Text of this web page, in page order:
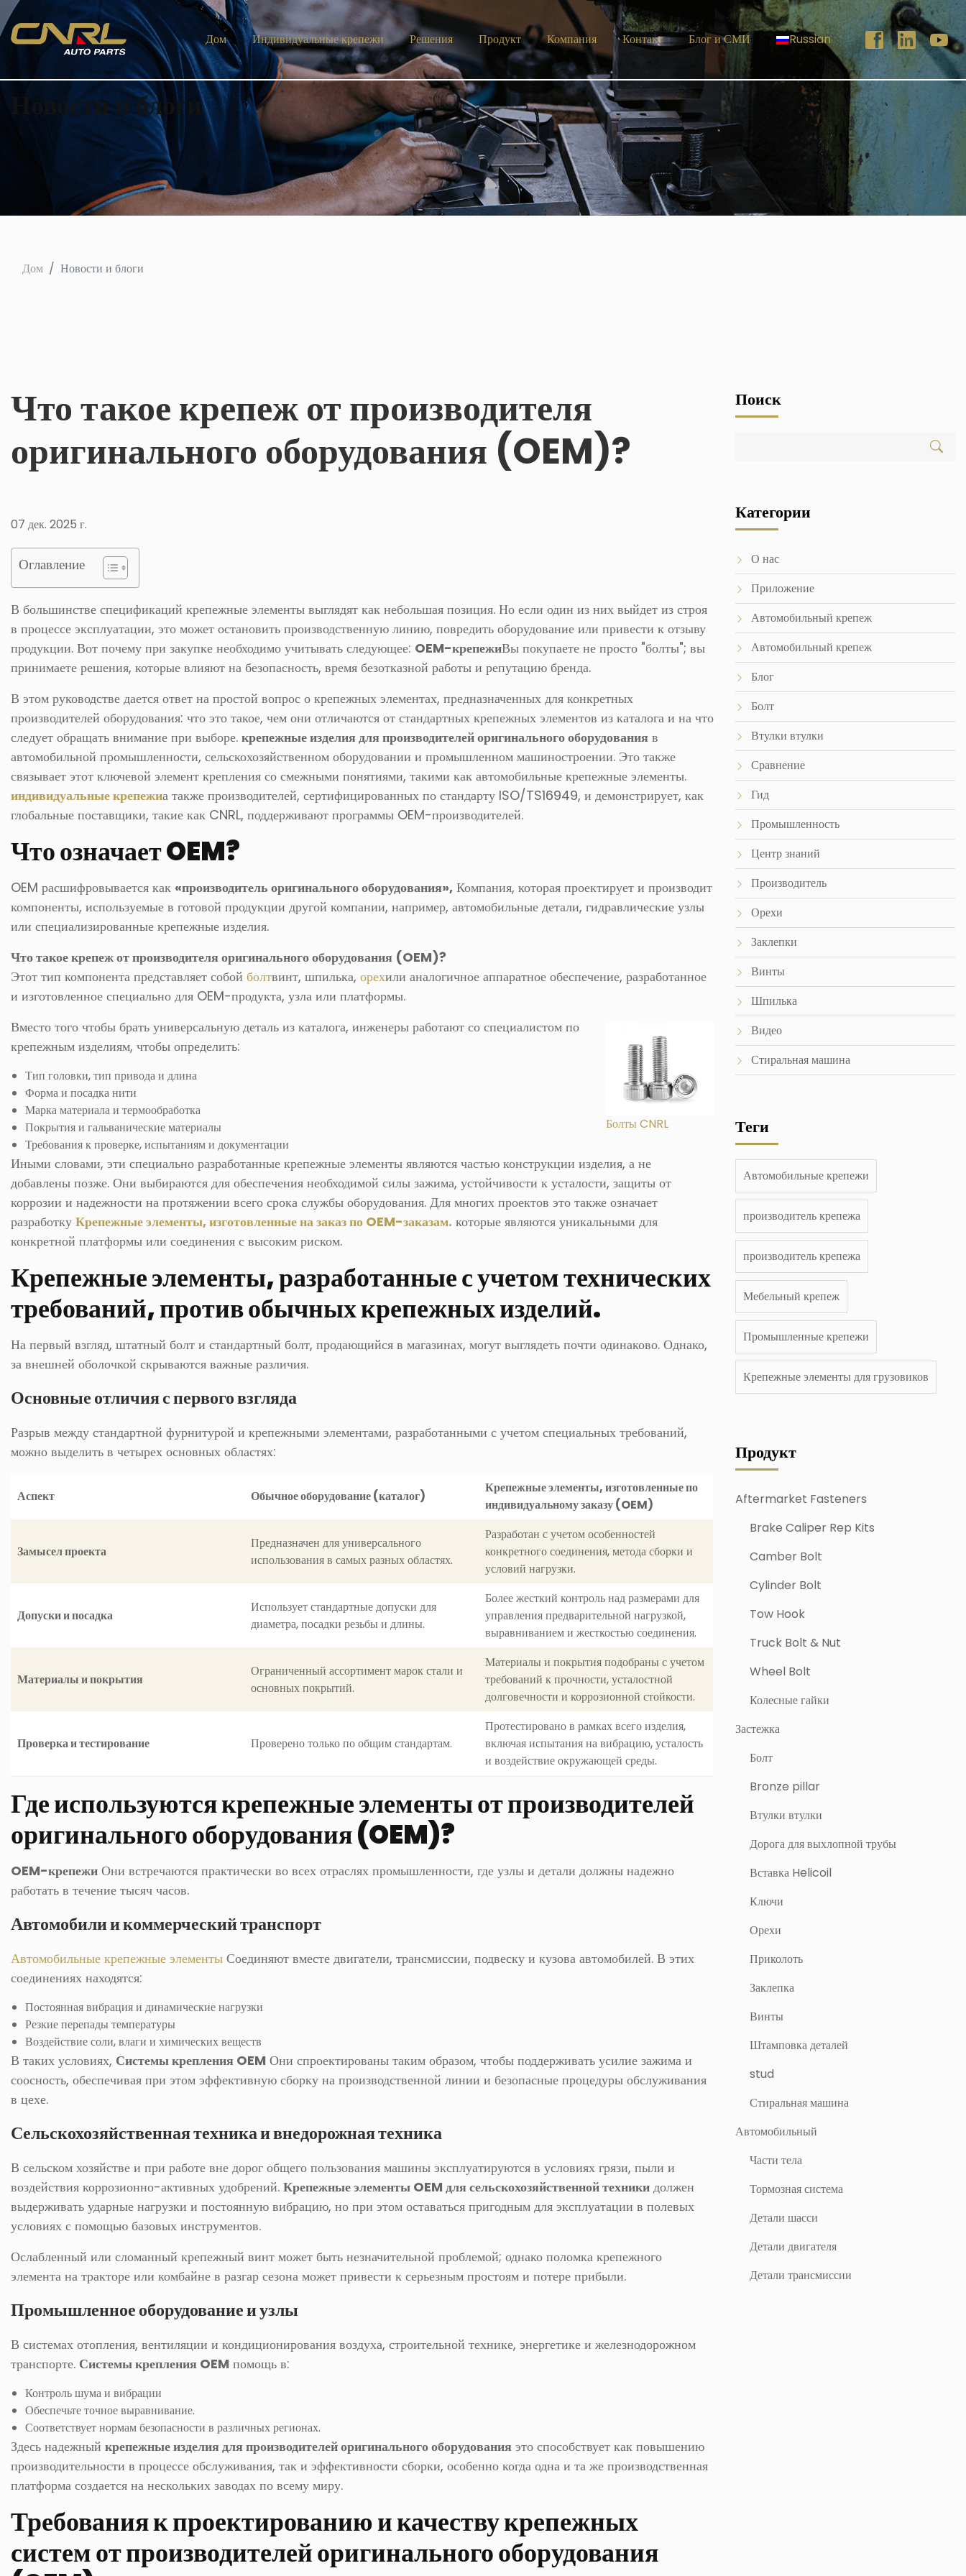
Дом Индивидуальные крепежи Решения Продукт Компания Контакт Блог и СМИ Russian
Новости и блоги
Дом Новости и блоги
Что такое крепеж от производителя
оригинального оборудования (OEM)?
07 дек. 2025 г.
Оглавление
В большинстве спецификаций крепежные элементы выглядят как небольшая позиция. Но если один из них выйдет из строя
в процессе эксплуатации, это может остановить производственную линию, повредить оборудование или привести к отзыву
продукции. Вот почему при закупке необходимо учитывать следующее: OEM-крепежиВы покупаете не просто "болты"; вы
принимаете решения, которые влияют на безопасность, время безотказной работы и репутацию бренда.
В этом руководстве дается ответ на простой вопрос о крепежных элементах, предназначенных для конкретных
производителей оборудования: что это такое, чем они отличаются от стандартных крепежных элементов из каталога и на что
следует обращать внимание при выборе. крепежные изделия для производителей оригинального оборудования в
автомобильной промышленности, сельскохозяйственном оборудовании и промышленном машиностроении. Это также
связывает этот ключевой элемент крепления со смежными понятиями, такими как автомобильные крепежные элементы.
индивидуальные крепежиа также производителей, сертифицированных по стандарту ISO/TS16949, и демонстрирует, как
глобальные поставщики, такие как CNRL, поддерживают программы OEM-производителей.
Что означает OEM?
OEM расшифровывается как «производитель оригинального оборудования», Компания, которая проектирует и производит
компоненты, используемые в готовой продукции другой компании, например, автомобильные детали, гидравлические узлы
или специализированные крепежные изделия.
Что такое крепеж от производителя оригинального оборудования (OEM)?
Этот тип компонента представляет собой болтвинт, шпилька, орехили аналогичное аппаратное обеспечение, разработанное
и изготовленное специально для OEM-продукта, узла или платформы.
Болты CNRL
Вместо того чтобы брать универсальную деталь из каталога, инженеры работают со специалистом по
крепежным изделиям, чтобы определить:
Тип головки, тип привода и длина
Форма и посадка нити
Марка материала и термообработка
Покрытия и гальванические материалы
Требования к проверке, испытаниям и документации
Иными словами, эти специально разработанные крепежные элементы являются частью конструкции изделия, а не
добавлены позже. Они выбираются для обеспечения необходимой силы зажима, устойчивости к усталости, защиты от
коррозии и надежности на протяжении всего срока службы оборудования. Для многих проектов это также означает
разработку Крепежные элементы, изготовленные на заказ по OEM-заказам. которые являются уникальными для
конкретной платформы или соединения с высоким риском.
Крепежные элементы, разработанные с учетом технических
требований, против обычных крепежных изделий.
На первый взгляд, штатный болт и стандартный болт, продающийся в магазинах, могут выглядеть почти одинаково. Однако,
за внешней оболочкой скрываются важные различия.
Основные отличия с первого взгляда
Разрыв между стандартной фурнитурой и крепежными элементами, разработанными с учетом специальных требований,
можно выделить в четырех основных областях:
Аспект Обычное оборудование (каталог)
Крепежные элементы, изготовленные по
индивидуальному заказу (OEM)
Замысел проекта
Предназначен для универсального
использования в самых разных областях.
Разработан с учетом особенностей
конкретного соединения, метода сборки и
условий нагрузки.
Допуски и посадка
Использует стандартные допуски для
диаметра, посадки резьбы и длины.
Более жесткий контроль над размерами для
управления предварительной нагрузкой,
выравниванием и жесткостью соединения.
Материалы и покрытия
Ограниченный ассортимент марок стали и
основных покрытий.
Материалы и покрытия подобраны с учетом
требований к прочности, усталостной
долговечности и коррозионной стойкости.
Проверка и тестирование Проверено только по общим стандартам.
Протестировано в рамках всего изделия,
включая испытания на вибрацию, усталость
и воздействие окружающей среды.
Где используются крепежные элементы от производителей
оригинального оборудования (OEM)?
OEM-крепежи Они встречаются практически во всех отраслях промышленности, где узлы и детали должны надежно
работать в течение тысяч часов.
Автомобили и коммерческий транспорт
Автомобильные крепежные элементы Соединяют вместе двигатели, трансмиссии, подвеску и кузова автомобилей. В этих
соединениях находятся:
Постоянная вибрация и динамические нагрузки
Резкие перепады температуры
Воздействие соли, влаги и химических веществ
В таких условиях, Системы крепления OEM Они спроектированы таким образом, чтобы поддерживать усилие зажима и
соосность, обеспечивая при этом эффективную сборку на производственной линии и безопасные процедуры обслуживания
в цехе.
Сельскохозяйственная техника и внедорожная техника
В сельском хозяйстве и при работе вне дорог общего пользования машины эксплуатируются в условиях грязи, пыли и
воздействия коррозионно-активных удобрений. Крепежные элементы OEM для сельскохозяйственной техники должен
выдерживать ударные нагрузки и постоянную вибрацию, но при этом оставаться пригодным для эксплуатации в полевых
условиях с помощью базовых инструментов.
Ослабленный или сломанный крепежный винт может быть незначительной проблемой; однако поломка крепежного
элемента на тракторе или комбайне в разгар сезона может привести к серьезным простоям и потере прибыли.
Промышленное оборудование и узлы
В системах отопления, вентиляции и кондиционирования воздуха, строительной технике, энергетике и железнодорожном
транспорте. Системы крепления OEM помощь в:
Контроль шума и вибрации
Обеспечьте точное выравнивание.
Соответствует нормам безопасности в различных регионах.
Здесь надежный крепежные изделия для производителей оригинального оборудования это способствует как повышению
производительности в процессе обслуживания, так и эффективности сборки, особенно когда одна и та же производственная
платформа создается на нескольких заводах по всему миру.
Требования к проектированию и качеству крепежных
систем от производителей оригинального оборудования
Поиск
Категории
О нас
Приложение
Автомобильный крепеж
Автомобильный крепеж
Блог
Болт
Втулки втулки
Сравнение
Гид
Промышленность
Центр знаний
Производитель
Орехи
Заклепки
Винты
Шпилька
Видео
Стиральная машина
Теги
Автомобильные крепежи
производитель крепежа
производитель крепежа
Мебельный крепеж
Промышленные крепежи
Крепежные элементы для грузовиков
Продукт
Aftermarket Fasteners
Brake Caliper Rep Kits
Camber Bolt
Cylinder Bolt
Tow Hook
Truck Bolt & Nut
Wheel Bolt
Колесные гайки
Застежка
Болт
Bronze pillar
Втулки втулки
Дорога для выхлопной трубы
Вставка Helicoil
Ключи
Орехи
Приколоть
Заклепка
Винты
Штамповка деталей
stud
Стиральная машина
Автомобильный
Части тела
Тормозная система
Детали шасси
Детали двигателя
Детали трансмиссии